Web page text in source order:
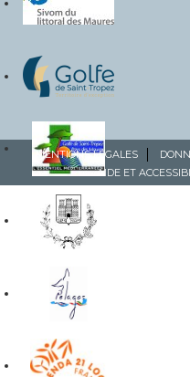
MENTIONS LÉGALES
AIDE ET